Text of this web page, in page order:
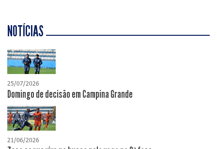
NOTÍCIAS
25/07/2026
Domingo de decisão em Campina Grande
21/06/2026